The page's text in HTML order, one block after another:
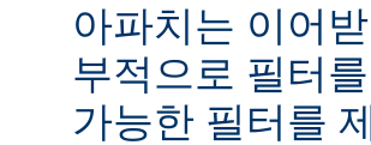
아파치는 이어
부적으로 필터
가능한 필터를